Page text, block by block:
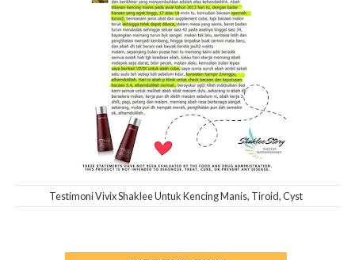
Testimoni Vivix Shaklee Untuk Kencing Manis, Tiroid, Cyst